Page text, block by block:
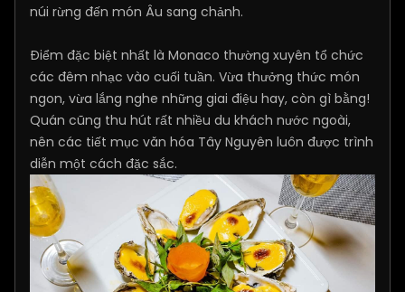
núi rừng đến món Âu sang chảnh.
Điểm đặc biệt nhất là Monaco thường xuyên tổ chức
các đêm nhạc vào cuối tuần. Vừa thưởng thức món
ngon, vừa lắng nghe những giai điệu hay, còn gì bằng!
Quán cũng thu hút rất nhiều du khách nước ngoài,
nên các tiết mục văn hóa Tây Nguyên luôn được trình
diễn một cách đặc sắc.